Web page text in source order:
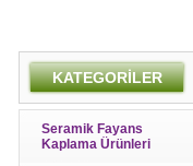
KATEGORİLER
Seramik Fayans
Kaplama Ürünleri